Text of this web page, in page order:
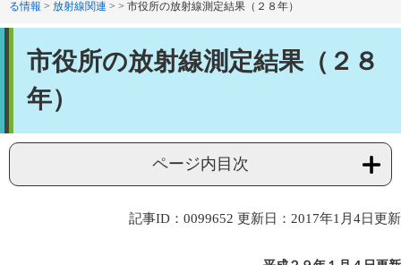
す
。
し
て
別
る情報 > 放射線関連 > > 市役所の放射線測定結果（２８年）
市役所の放射線測定結果（２８
年）
ページ内目次
記事ID：0099652 更新日：2017年1月4日更新